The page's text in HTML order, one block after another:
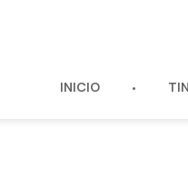
INICIO